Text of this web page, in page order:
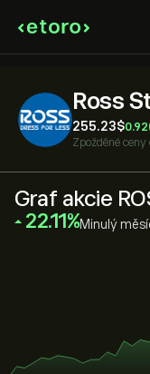
Ross
255.23‎$‎0.92
Zpožděné ceny
Graf akcie
‎22.11‎ Minulý